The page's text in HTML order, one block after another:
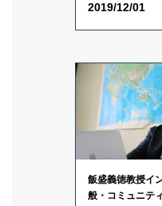
2019/12/01
飯盛義徳教授イ
般・コミュニテ